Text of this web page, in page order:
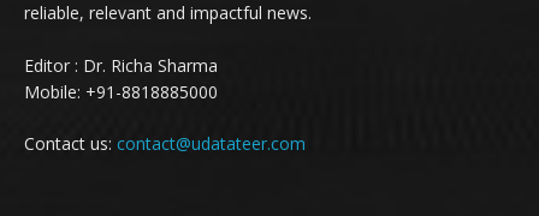
reliable, relevant and impactful news.
Editor : Dr. Richa Sharma
Mobile: +91-8818885000
Contact us: contact@udatateer.com